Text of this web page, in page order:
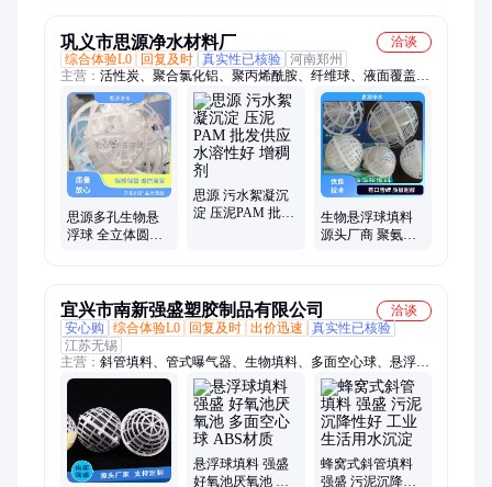
巩义市思源净水材料厂
洽谈
综合体验L0
回复及时 真实性已核验 河南郑州
主营： 活性炭、聚合氯化铝、聚丙烯酰胺、纤维球、液面覆盖
球、组合填料、鹅卵石、海绵铁滤料、硫酸亚铁、石英砂、椰壳
活性炭、柱状活性炭、粉状活性炭、果壳活性炭、煤质活性炭、
蜂窝活性炭、锰砂、蜂窝斜管
思源多孔生物悬
浮球 全立体圆形
思源 污水絮凝沉
淀 压泥PAM 批发
生物悬浮球填料
源头厂商 聚氨酯
宜兴市南新强盛塑胶制品有限公司
洽谈
安心购
综合体验L0 回复及时 出价迅速
真实性已核验
江苏无锡
主营： 斜管填料、管式曝气器、生物填料、多面空心球、悬浮
球、絮凝球、组合填料、微孔曝气器、盘式曝气头、板式曝气
器、曝气器、滤头、弹性填料、排水帽、MBBR填料、旋流曝气
器、MBBR流化床填料、玻璃钢填料、刚玉曝气器、TPU曝气软
管、旋混式曝气器
悬浮球填料 强盛
好氧池厌氧池 多
蜂窝式斜管填料
强盛 污泥沉降性